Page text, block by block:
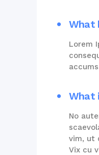
What
Lorem
What
No
vim, ut
Vix cu